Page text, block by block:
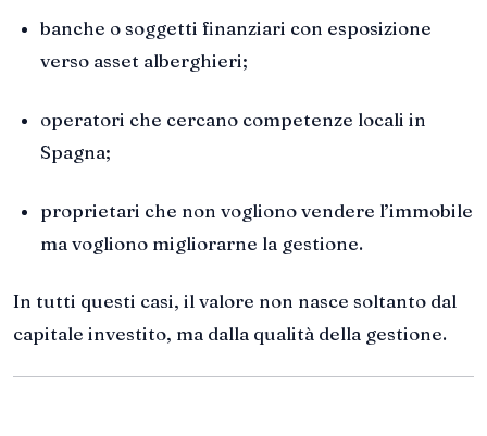
banche o soggetti finanziari con esposizione
verso asset alberghieri;
operatori che cercano competenze locali in
Spagna;
proprietari che non vogliono vendere l’immobile
ma vogliono migliorarne la gestione.
In tutti questi casi, il valore non nasce soltanto dal
capitale investito, ma dalla qualità della gestione.